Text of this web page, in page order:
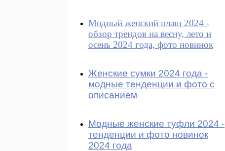
Модный женский плащ 2024 -
обзор трендов на весну, лето и
осень 2024 года, фото новинок
Женские сумки 2024 года -
модные тенденции и фото с
описанием
Модные женские туфли 2024 -
тенденции и фото новинок
2024 года